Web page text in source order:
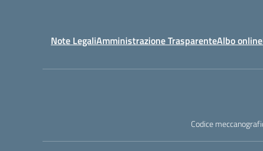
Note LegaliAmministrazione TrasparenteAlbo online
Codice